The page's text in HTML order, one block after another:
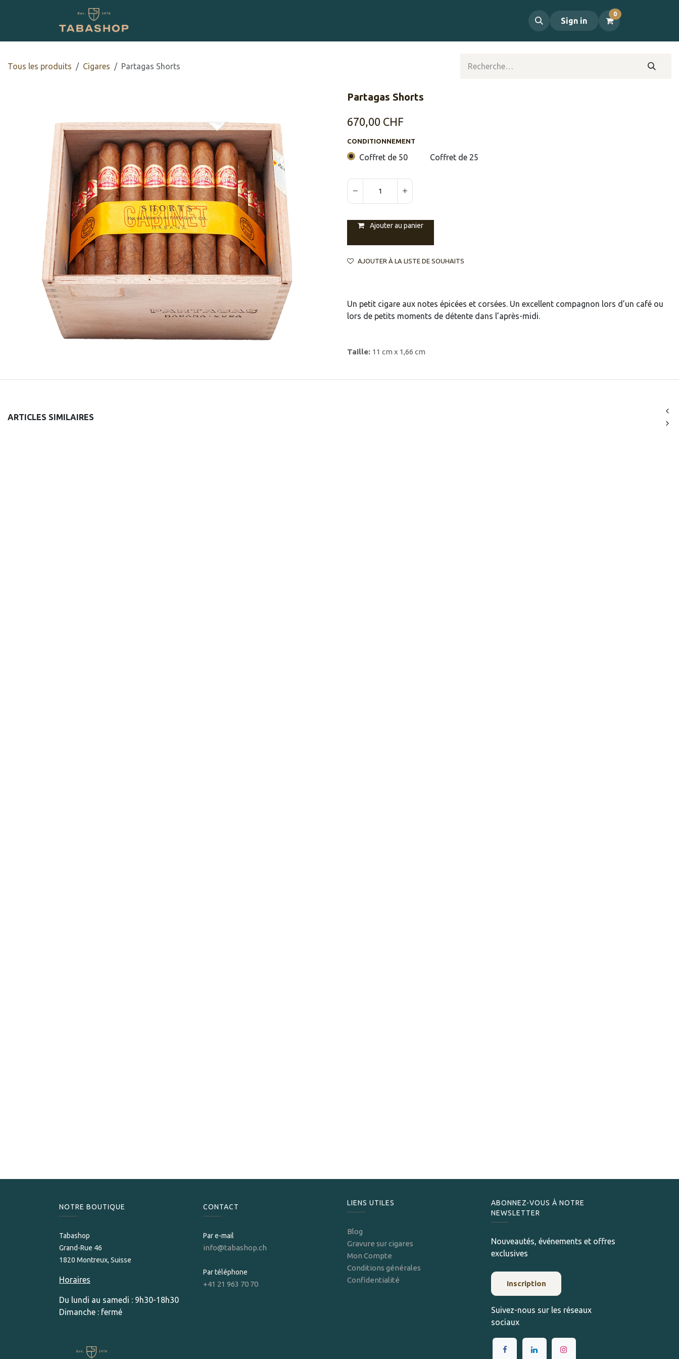
Sign in
0
Tous les produits ​​​Cigares Partagas Shorts
Partagas Shorts
670,00 CHF
CONDITIONNEMENT
Coffret de 50 Coffret de 25
Ajouter au panier
AJOUTER À LA LISTE DE SOUHAITS
Un petit cigare aux notes épicées et corsées. Un excellent compagnon lors d’un café ou
lors de petits moments de détente dans l’après-midi.
Taille: 11 cm x 1,66 cm
ARTICLES SIMILAIRES
NOTRE BOUTIQUE
Tabashop
Grand-Rue 46
1820 Montreux, Suisse
Horaires
Du lundi au samedi : 9h30-18h30
Dimanche : fermé
CONTACT
Par e-mail
info@tabashop.ch
Par téléphone
+41 21 963 70 70
LIENS UTILES
Blog
Gravure sur cigares
Mon Compte
Conditions générales
Confidentialité
ABONNEZ-VOUS À NOTRE
NEWSLETTER
Nouveautés, événements et offres
exclusives
Inscription
Suivez-nous sur les réseaux
sociaux